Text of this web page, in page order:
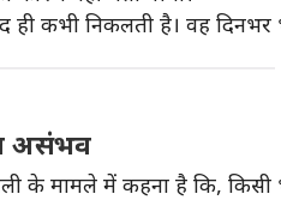
कभी निकलती है। वह दिनभर
असंभव
के मामले में कहना है कि,